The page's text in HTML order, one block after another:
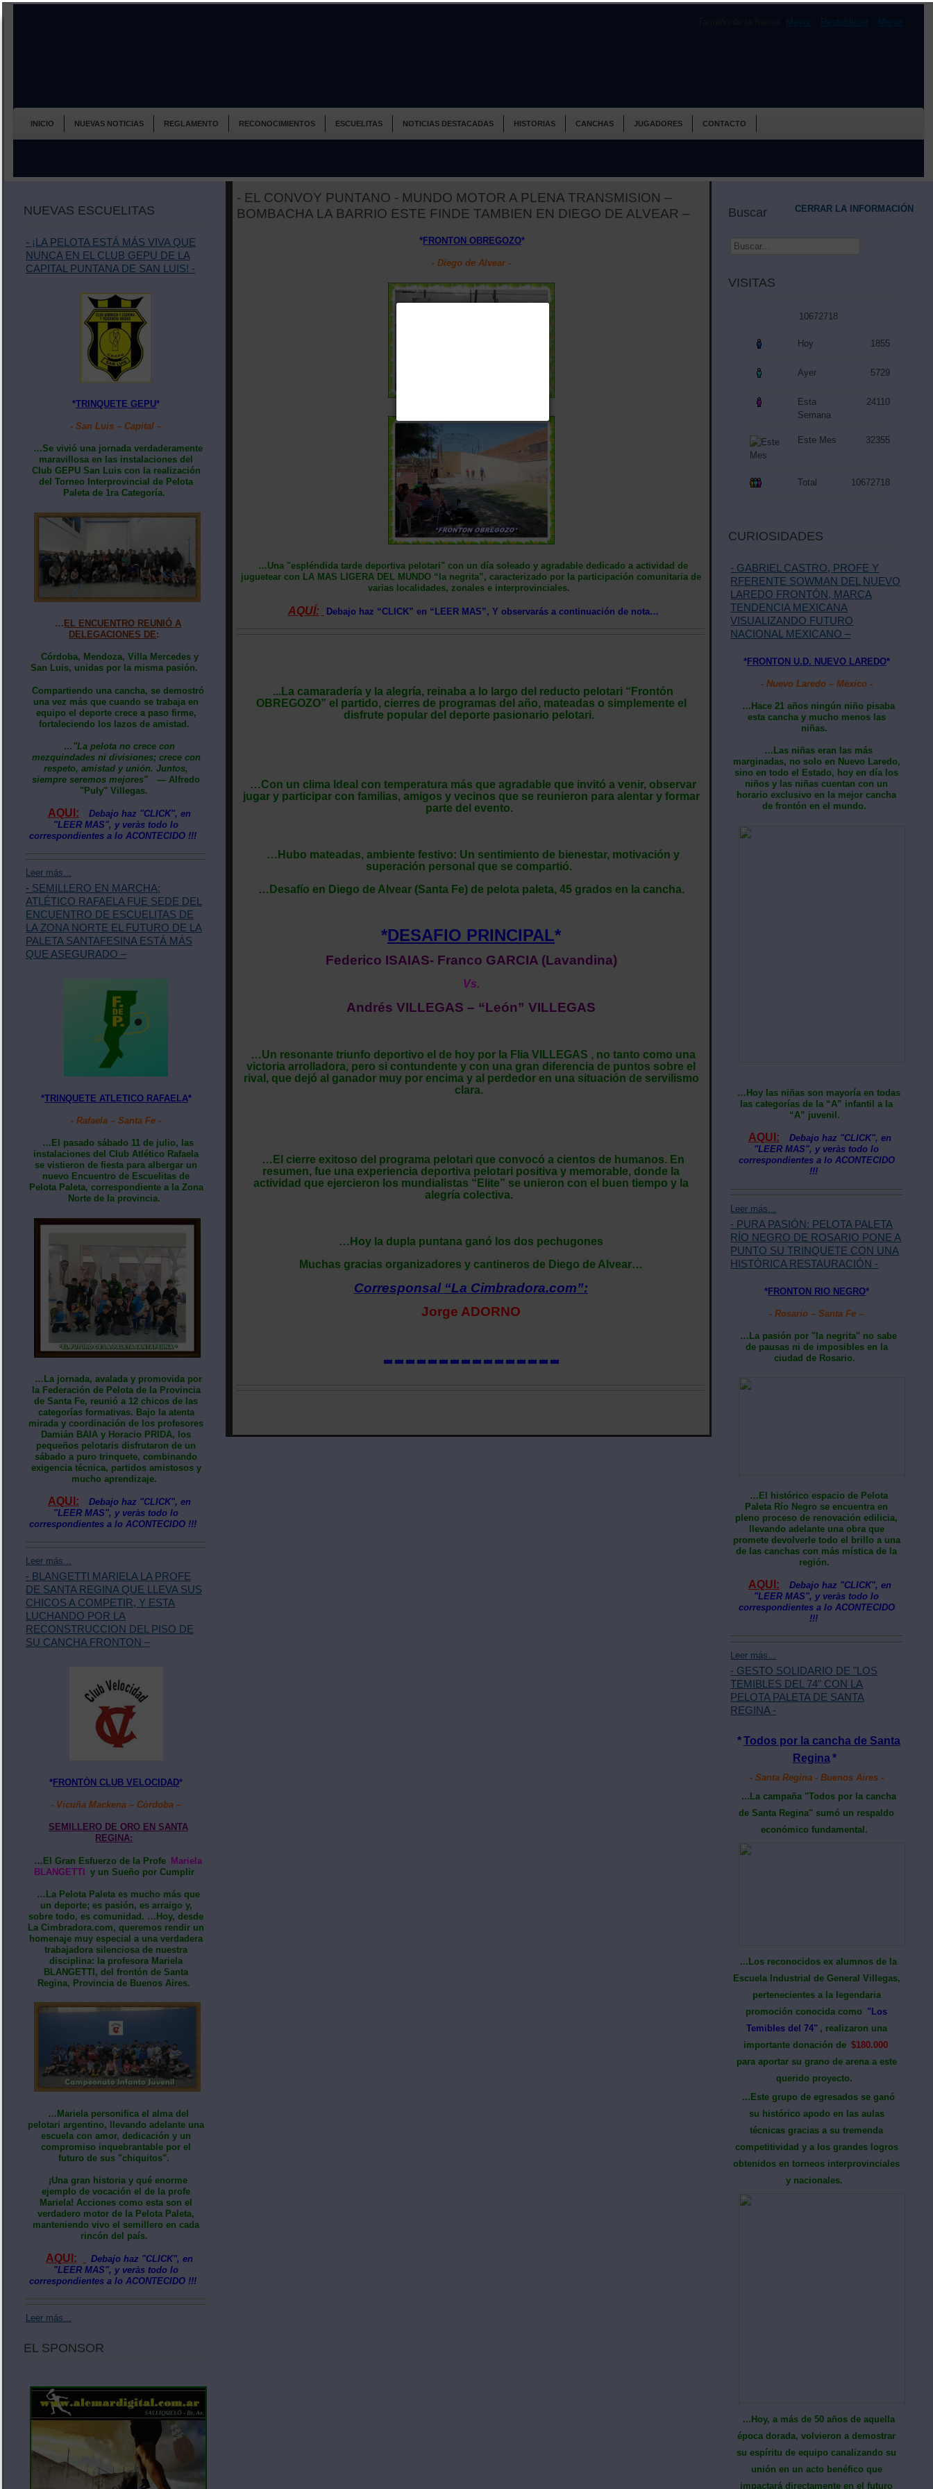
INICIO NUEVAS NOTICIAS REGLAMENTO RECONOCIMIENTOS ESCUELITAS NOTICIAS DESTACADAS HISTORIAS CANCHAS JUGADORES CONTACTO
Mayor Restablecer Menor
NUEVAS ESCUELITAS
- ¡LA PELOTA ESTÁ MÁS VIVA QUE
NUNCA EN EL CLUB GEPU DE LA
CAPITAL PUNTANA DE SAN LUIS! -
*TRINQUETE GEPU*
- San Luis – Capital –
…Se vivió una jornada verdaderamente
maravillosa en las instalaciones del
Club GEPU San Luis con la realización
del Torneo Interprovincial de Pelota
Paleta de 1ra Categoría.
… EL ENCUENTRO REUNIÓ A
DELEGACIONES DE:
Córdoba, Mendoza, Villa Mercedes y
San Luis, unidas por la misma pasión.
Compartiendo una cancha, se demostró
una vez más que cuando se trabaja en
equipo el deporte crece a paso firme,
fortaleciendo los lazos de amistad.
…"La pelota no crece con
mezquindades ni divisiones; crece con
respeto, amistad y unión. Juntos,
siempre seremos mejores"
— Alfredo
"Puly" Villegas.
AQUI:
Debajo haz "CLICK", en
"LEER MAS", y veràs todo lo
correspondientes a lo ACONTECIDO !!!
Leer más...
- SEMILLERO EN MARCHA:
ATLÉTICO RAFAELA FUE SEDE DEL
ENCUENTRO DE ESCUELITAS DE
LA ZONA NORTE EL FUTURO DE LA
PALETA SANTAFESINA ESTÁ MÁS
QUE ASEGURADO –
*TRINQUETE ATLETICO RAFAELA*
- Rafaela – Santa Fe -
…El pasado sábado 11 de julio, las
instalaciones del Club Atlético Rafaela
se vistieron de fiesta para albergar un
nuevo Encuentro de Escuelitas de
Pelota Paleta, correspondiente a la Zona
Norte de la provincia.
…La jornada, avalada y promovida por
la Federación de Pelota de la Provincia
de Santa Fe, reunió a 12 chicos de las
categorías formativas. Bajo la atenta
mirada y coordinación de los profesores
Damián BAIA y Horacio PRIDA, los
pequeños pelotaris disfrutaron de un
sábado a puro trinquete, combinando
exigencia técnica, partidos amistosos y
mucho aprendizaje.
AQUI:
Debajo haz "CLICK", en
"LEER MAS", y veràs todo lo
correspondientes a lo ACONTECIDO !!!
Leer más...
- BLANGETTI MARIELA LA PROFE
DE SANTA REGINA QUE LLEVA SUS
CHICOS A COMPETIR, Y ESTA
LUCHANDO POR LA
RECONSTRUCCION DEL PISO DE
SU CANCHA FRONTON –
* FRONTÒN CLUB VELOCIDAD*
- Vicuña Mackena – Còrdoba –
SEMILLERO DE ORO EN SANTA
REGINA:
…El Gran Esfuerzo de la Profe Mariela
BLANGETTI y un Sueño por Cumplir
…La Pelota Paleta es mucho más que
un deporte; es pasión, es arraigo y,
sobre todo, es comunidad. …Hoy, desde
La Cimbradora.com, queremos rendir un
homenaje muy especial a una verdadera
trabajadora silenciosa de nuestra
disciplina: la profesora Mariela
BLANGETTI, del frontón de Santa
Regina, Provincia de Buenos Aires.
…Mariela personifica el alma del
pelotari argentino, llevando adelante una
escuela con amor, dedicación y un
compromiso inquebrantable por el
futuro de sus "chiquitos".
¡Una gran historia y qué enorme
ejemplo de vocación el de la profe
Mariela! Acciones como esta son el
verdadero motor de la Pelota Paleta,
manteniendo vivo el semillero en cada
rincón del país.
AQUI:
Debajo haz "CLICK", en
"LEER MAS", y veràs todo lo
correspondientes a lo ACONTECIDO !!!
Leer más...
EL SPONSOR
- EL CONVOY PUNTANO - MUNDO MOTOR A PLENA TRANSMISION –
BOMBACHA LA BARRIO ESTE FINDE TAMBIEN EN DIEGO DE ALVEAR –
* FRONTON OBREGOZO*
- Diego de Alvear -
…Una "espléndida tarde deportiva pelotari" con un día soleado y agradable dedicado a actividad de
juguetear con LA MAS LIGERA DEL MUNDO “la negrita”, caracterizado por la participación comunitaria de
varias localidades, zonales e interprovinciales.
AQUÍ: Debajo haz “CLICK” en “LEER MAS”, Y observarás a continuación de nota…
...La camaradería y la alegría, reinaba a lo largo del reducto pelotari “Frontón
OBREGOZO” el partido, cierres de programas del año, mateadas o simplemente el
disfrute popular del deporte pasionario pelotari.
…Con un clima Ideal con temperatura más que agradable que invitó a venir, observar
jugar y participar con familias, amigos y vecinos que se reunieron para alentar y formar
parte del evento.
…Hubo mateadas, ambiente festivo: Un sentimiento de bienestar, motivación y
superación personal que se compartió.
…Desafío en Diego de Alvear (Santa Fe) de pelota paleta, 45 grados en la cancha.
*DESAFIO PRINCIPAL*
Federico ISAIAS- Franco GARCIA (Lavandina)
Vs.
Andrés VILLEGAS – “León” VILLEGAS
…Un resonante triunfo deportivo el de hoy por la Flia VILLEGAS , no tanto como una
victoria arrolladora, pero si contundente y con una gran diferencia de puntos sobre el
rival, que dejó al ganador muy por encima y al perdedor en una situación de servilismo
clara.
…El cierre exitoso del programa pelotari que convocó a cientos de humanos. En
resumen, fue una experiencia deportiva pelotari positiva y memorable, donde la
actividad que ejercieron los mundialistas “Elite” se unieron con el buen tiempo y la
alegría colectiva.
…Hoy la dupla puntana ganó los dos pechugones
Muchas gracias organizadores y cantineros de Diego de Alvear…
Corresponsal “La Cimbradora.com”:
Jorge ADORNO
----------------
CERRAR LA INFORMACIÓN
Buscar
Buscar...
VISITAS
10672718
Hoy 1855
Ayer 5729
Esta
Semana
24110
Este Mes 32355
Total 10672718
CURIOSIDADES
- GABRIEL CASTRO, PROFE Y
RFERENTE SOWMAN DEL NUEVO
LAREDO FRONTÓN, MARCA
TENDENCIA MEXICANA
VISUALIZANDO FUTURO
NACIONAL MEXICANO –
*FRONTON U.D. NUEVO LAREDO*
- Nuevo Laredo – Mèxico -
…Hace 21 años ningún niño pisaba
esta cancha y mucho menos las
niñas.
…Las niñas eran las más
marginadas, no solo en Nuevo Laredo,
sino en todo el Estado, hoy en día los
niños y las niñas cuentan con un
horario exclusivo en la mejor cancha
de frontón en el mundo.
…Hoy las niñas son mayoría en todas
las categorías de la “A” infantil a la
“A” juvenil.
AQUI:
Debajo haz "CLICK", en
"LEER MAS", y veràs todo lo
correspondientes a lo ACONTECIDO
!!!
Leer más...
- PURA PASIÓN: PELOTA PALETA
RÍO NEGRO DE ROSARIO PONE A
PUNTO SU TRINQUETE CON UNA
HISTÓRICA RESTAURACIÓN -
*FRONTON RIO NEGRO*
- Rosario – Santa Fe –
…La pasión por "la negrita" no sabe
de pausas ni de imposibles en la
ciudad de Rosario.
…El histórico espacio de Pelota
Paleta Río Negro se encuentra en
pleno proceso de renovación edilicia,
llevando adelante una obra que
promete devolverle todo el brillo a una
de las canchas con más mística de la
región.
AQUI:
Debajo haz "CLICK", en
"LEER MAS", y veràs todo lo
correspondientes a lo ACONTECIDO
!!!
Leer más...
- GESTO SOLIDARIO DE "LOS
TEMIBLES DEL 74" CON LA
PELOTA PALETA DE SANTA
REGINA -
*Todos por la cancha de Santa
Regina*
- Santa Regina - Buenos Aires -
...La campaña "Todos por la cancha
de Santa Regina" sumó un respaldo
económico fundamental.
...Los reconocidos ex alumnos de la
Escuela Industrial de General Villegas,
pertenecientes a la legendaria
promoción conocida como "Los
Temibles del 74" , realizaron una
importante donación de $180.000
para aportar su grano de arena a este
querido proyecto.
...Este grupo de egresados se ganó
su histórico apodo en las aulas
técnicas gracias a su tremenda
competitividad y a los grandes logros
obtenidos en torneos interprovinciales
y nacionales.
...Hoy, a más de 50 años de aquella
época dorada, volvieron a demostrar
su espíritu de equipo canalizando su
unión en un acto benéfico que
impactará directamente en el futuro